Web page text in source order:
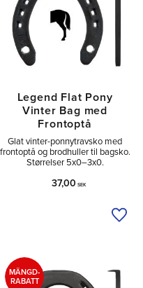
Legend Flat Pony
Vinter Bag med
Frontoptå
Glat vinter-ponnytravsko med
frontoptå og brodhuller til bagsko.
Størrelser 5x0–3x0.
37,00 SEK
MÄNGD-
RABATT